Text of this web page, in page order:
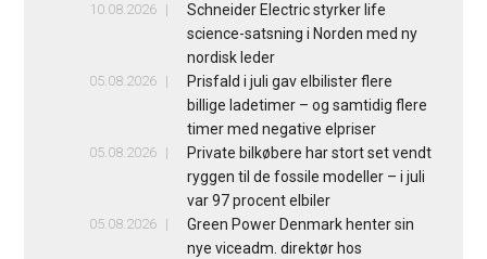
10.08.2026
Schneider Electric styrker life
science-satsning i Norden med ny
nordisk leder
05.08.2026
Prisfald i juli gav elbilister flere
billige ladetimer – og samtidig flere
timer med negative elpriser
05.08.2026
Private bilkøbere har stort set vendt
ryggen til de fossile modeller – i juli
var 97 procent elbiler
05.08.2026
Green Power Denmark henter sin
nye viceadm. direktør hos